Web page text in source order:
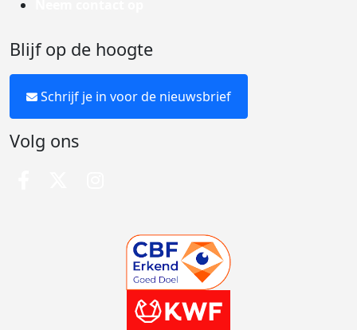
Blijf op de hoogte
Schrijf je in voor de nieuwsbrief
Volg ons